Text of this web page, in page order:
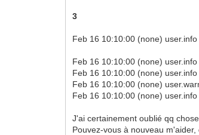
3
Feb 16 10:10:00 (none)
Feb 16 10:10:00 (none)
Feb 16 10:10:00 (none)
Feb 16 10:10:00 (none)
Feb 16 10:10:00 (none)
J'ai certainement oublié qq
Pouvez-vous à nouveau m'aider,